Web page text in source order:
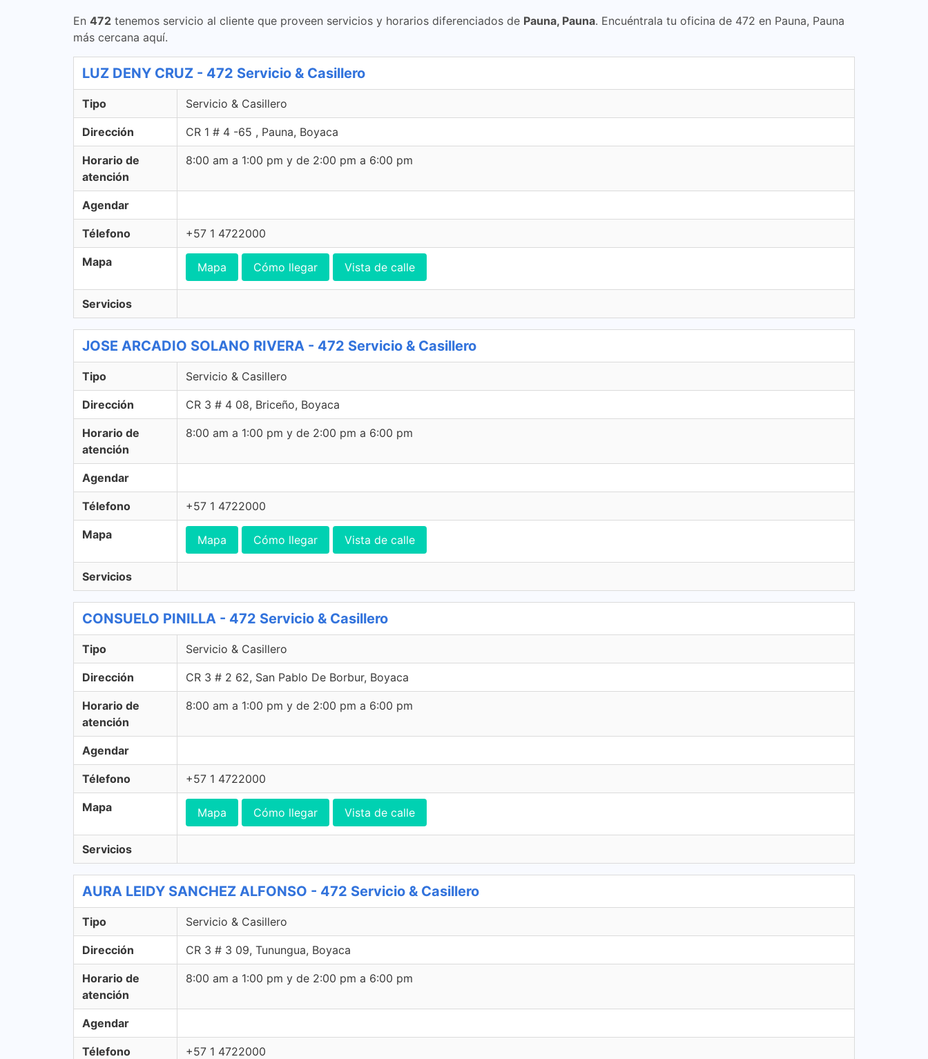
En 472 tenemos servicio al cliente que proveen servicios y horarios diferenciados de Pauna, Pauna. Encuéntrala tu oficina de 472 en Pauna, Pauna
más cercana aquí.
LUZ DENY CRUZ - 472 Servicio & Casillero
Tipo Servicio & Casillero
Dirección CR 1 # 4 -65 , Pauna, Boyaca
Horario de
atención
8:00 am a 1:00 pm y de 2:00 pm a 6:00 pm
Agendar
Télefono +57 1 4722000
Mapa Mapa Cómo llegar Vista de calle
Servicios
JOSE ARCADIO SOLANO RIVERA - 472 Servicio & Casillero
Tipo Servicio & Casillero
Dirección CR 3 # 4 08, Briceño, Boyaca
Horario de
atención
8:00 am a 1:00 pm y de 2:00 pm a 6:00 pm
Agendar
Télefono +57 1 4722000
Mapa Mapa Cómo llegar Vista de calle
Servicios
CONSUELO PINILLA - 472 Servicio & Casillero
Tipo Servicio & Casillero
Dirección CR 3 # 2 62, San Pablo De Borbur, Boyaca
Horario de
atención
8:00 am a 1:00 pm y de 2:00 pm a 6:00 pm
Agendar
Télefono +57 1 4722000
Mapa Mapa Cómo llegar Vista de calle
Servicios
AURA LEIDY SANCHEZ ALFONSO - 472 Servicio & Casillero
Tipo Servicio & Casillero
Dirección CR 3 # 3 09, Tunungua, Boyaca
Horario de
atención
8:00 am a 1:00 pm y de 2:00 pm a 6:00 pm
Agendar
Télefono +57 1 4722000